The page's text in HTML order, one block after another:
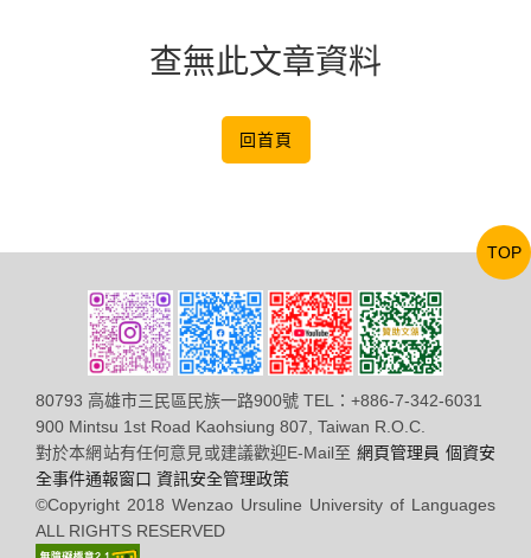
查無此文章資料
回首頁
80793 高雄市三民區民族一路900號 TEL：+886-7-342-6031
900 Mintsu 1st Road Kaohsiung 807, Taiwan R.O.C.
對於本網站有任何意見或建議歡迎E-Mail至 網頁管理員 個資安
全事件通報窗口 資訊安全管理政策
©Copyright 2018 Wenzao Ursuline University of Languages
ALL RIGHTS RESERVED
TOP